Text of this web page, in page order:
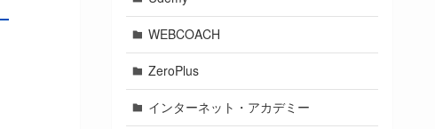
WEBCOACH
ZeroPlus
インターネット・アカデミー